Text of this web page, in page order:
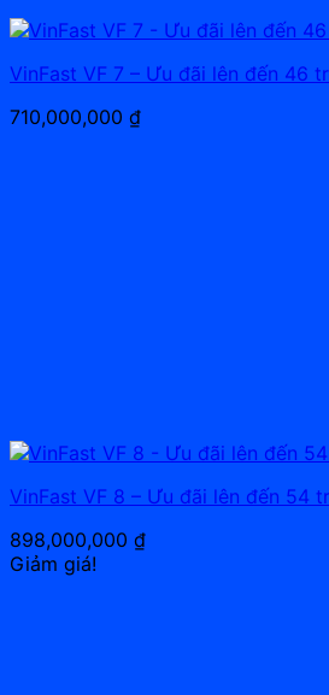
VinFast VF 7 – Ưu đãi lên đến 46
710,000,000 ₫
VinFast VF 8 – Ưu đãi lên đến 54
898,000,000 ₫
Giảm giá!